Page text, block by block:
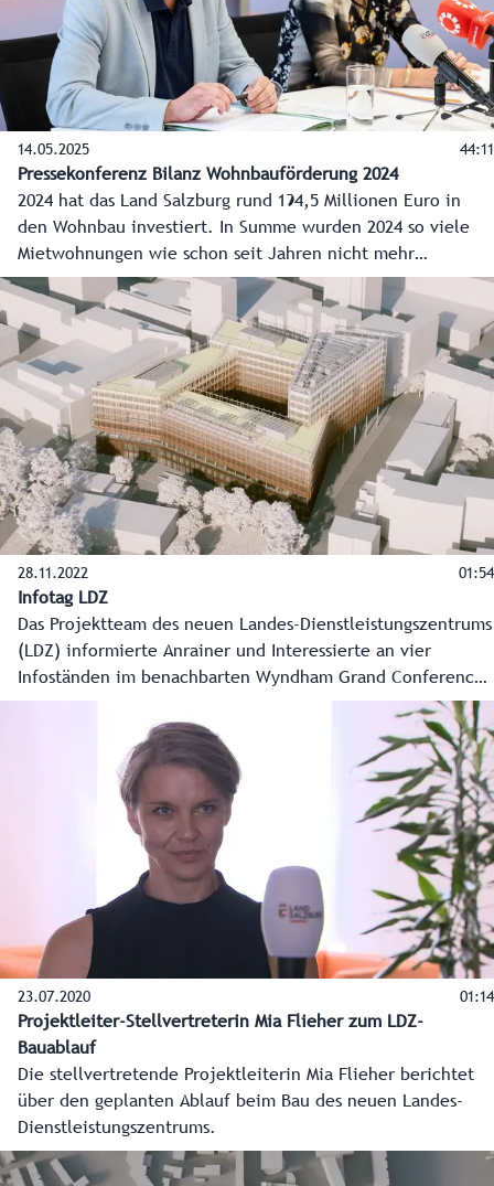
14.05.2025 44:11
Pressekonferenz Bilanz Wohnbauförderung 2024
2024 hat das Land Salzburg rund 194,5 Millionen Euro in
den Wohnbau investiert. In Summe wurden 2024 so viele
Mietwohnungen wie schon seit Jahren nicht mehr
zugesichert, insgesamt 688 im Mietwohnungsbau und in
Wohnheimen. Diese wurden mit 118,6 Millionen Euro von
der Wohnbauförderung unterstützt. Weitere 63,6 Millionen
Euro flossen in die Sanierung, 12,3 Millionen in die
Eigentumsförderung. Mehr dazu im Mitschnitt zur
Pressekonferenz.
28.11.2022 01:54
Infotag LDZ
Das Projektteam des neuen Landes-Dienstleistungszentrums
(LDZ) informierte Anrainer und Interessierte an vier
Infoständen im benachbarten Wyndham Grand Conference
Centre Anrainer und Interessierte über viele Einzelheiten
vom Start der Arbeiten bis zur Fertigstellung.
23.07.2020 01:14
Projektleiter-Stellvertreterin Mia Flieher zum LDZ-
Bauablauf
Die stellvertretende Projektleiterin Mia Flieher berichtet
über den geplanten Ablauf beim Bau des neuen Landes-
Dienstleistungszentrums.